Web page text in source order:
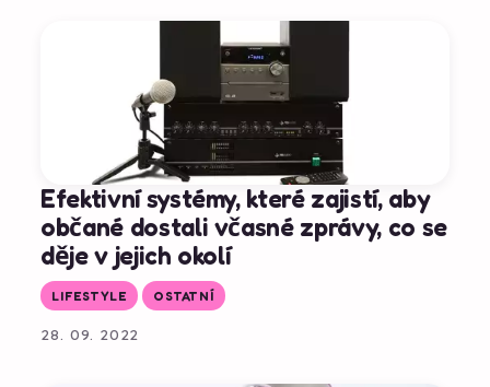
Efektivní systémy, které zajistí, aby
občané dostali včasné zprávy, co se
děje v jejich okolí
LIFESTYLE OSTATNÍ
28. 09. 2022